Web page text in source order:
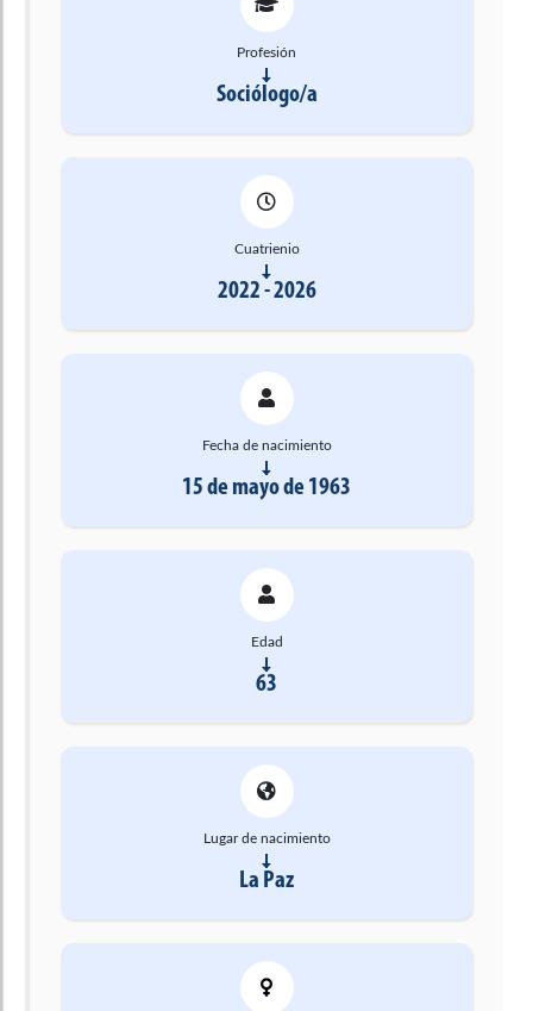
Profesión
Sociólogo/a
Cuatrienio
2022 - 2026
Fecha de nacimiento
15 de mayo de 1963
Edad
63
Lugar de nacimiento
La Paz